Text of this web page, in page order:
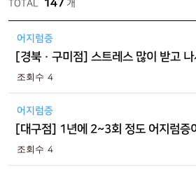
TOTAL 147 개
어지럼증
4
어지럼증
[대구점] 1년에 2~3회 정도 어지럼증
4